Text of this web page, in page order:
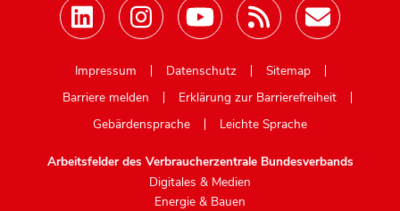
Impressum
Datenschutz
Sitemap
Barriere melden
Erklärung zur Barrierefreiheit
Gebärdensprache
Leichte Sprache
Arbeitsfelder des Verbraucherzentrale Bundesverbands
Digitales & Medien
Energie & Bauen